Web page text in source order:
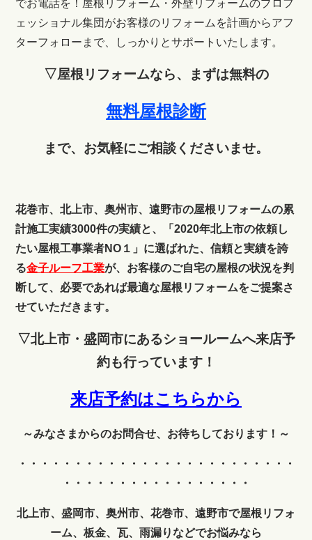
でお電話を！ 屋根リフォーム・外壁リフォームのプロフ
ェッショナル集団がお客様のリフォームを計画からアフ
ターフォローまで、しっかりとサポートいたします。
▽屋根リフォームなら、まずは無料の
無料屋根診断
まで、お気軽にご相談くださいませ。
花巻市、北上市、奥州市、遠野市の屋根リフォームの累
計施工実績3000件の実績と、「2020年北上市の依頼し
たい屋根工事業者NO１」に選ばれた、信頼と実績を誇
る金子ルーフ工業が、お客様のご自宅の屋根の状況を判
断して、必要であれば最適な屋根リフォームをご提案さ
せていただきます。
▽北上市・盛岡市にあるショールームへ来店予
約も行っています！
来店予約はこちらから
～みなさまからのお問合せ、お待ちしております！～
・・・・・・・・・・・・
・・・・・・・・・・・・・
・・・・・・・・・・・・・・・・・
北上市、盛岡市、奥州市、花巻市、遠野市で屋根リフォ
ーム、板金、瓦、雨漏りなどでお悩みなら